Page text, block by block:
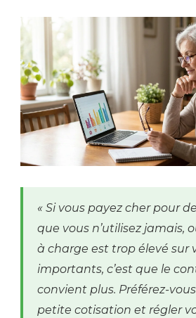
« Si vous payez cher pour
que vous n’utilisez jamais,
à charge est trop élevé sur
importants, c’est que le
convient plus. Préférez-
petite cotisation et régler